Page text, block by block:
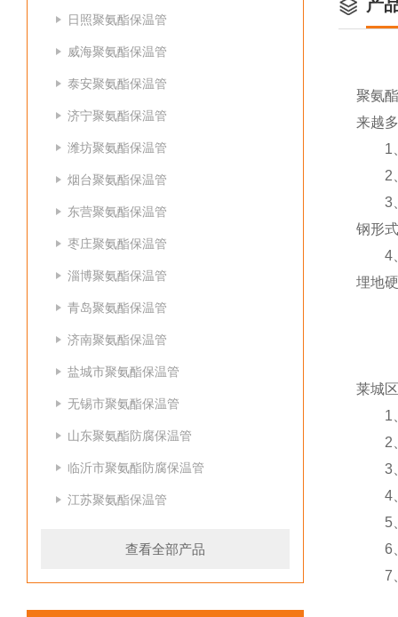
日照聚氨酯保温管
威海聚氨酯保温管
泰安聚氨酯保温管
济宁聚氨酯保温管
潍坊聚氨酯保温管
烟台聚氨酯保温管
东营聚氨酯保温管
枣庄聚氨酯保温管
淄博聚氨酯保温管
青岛聚氨酯保温管
济南聚氨酯保温管
盐城市聚氨酯保温管
无锡市聚氨酯保温管
山东聚氨酯防腐保温管
临沂市聚氨酯防腐保温管
江苏聚氨酯保温管
查看全部产品
产
聚氨
来越
1、
2、
3、
钢形
4、
埋地
莱城
1、
2、
3、
4、
5、
6、
7、